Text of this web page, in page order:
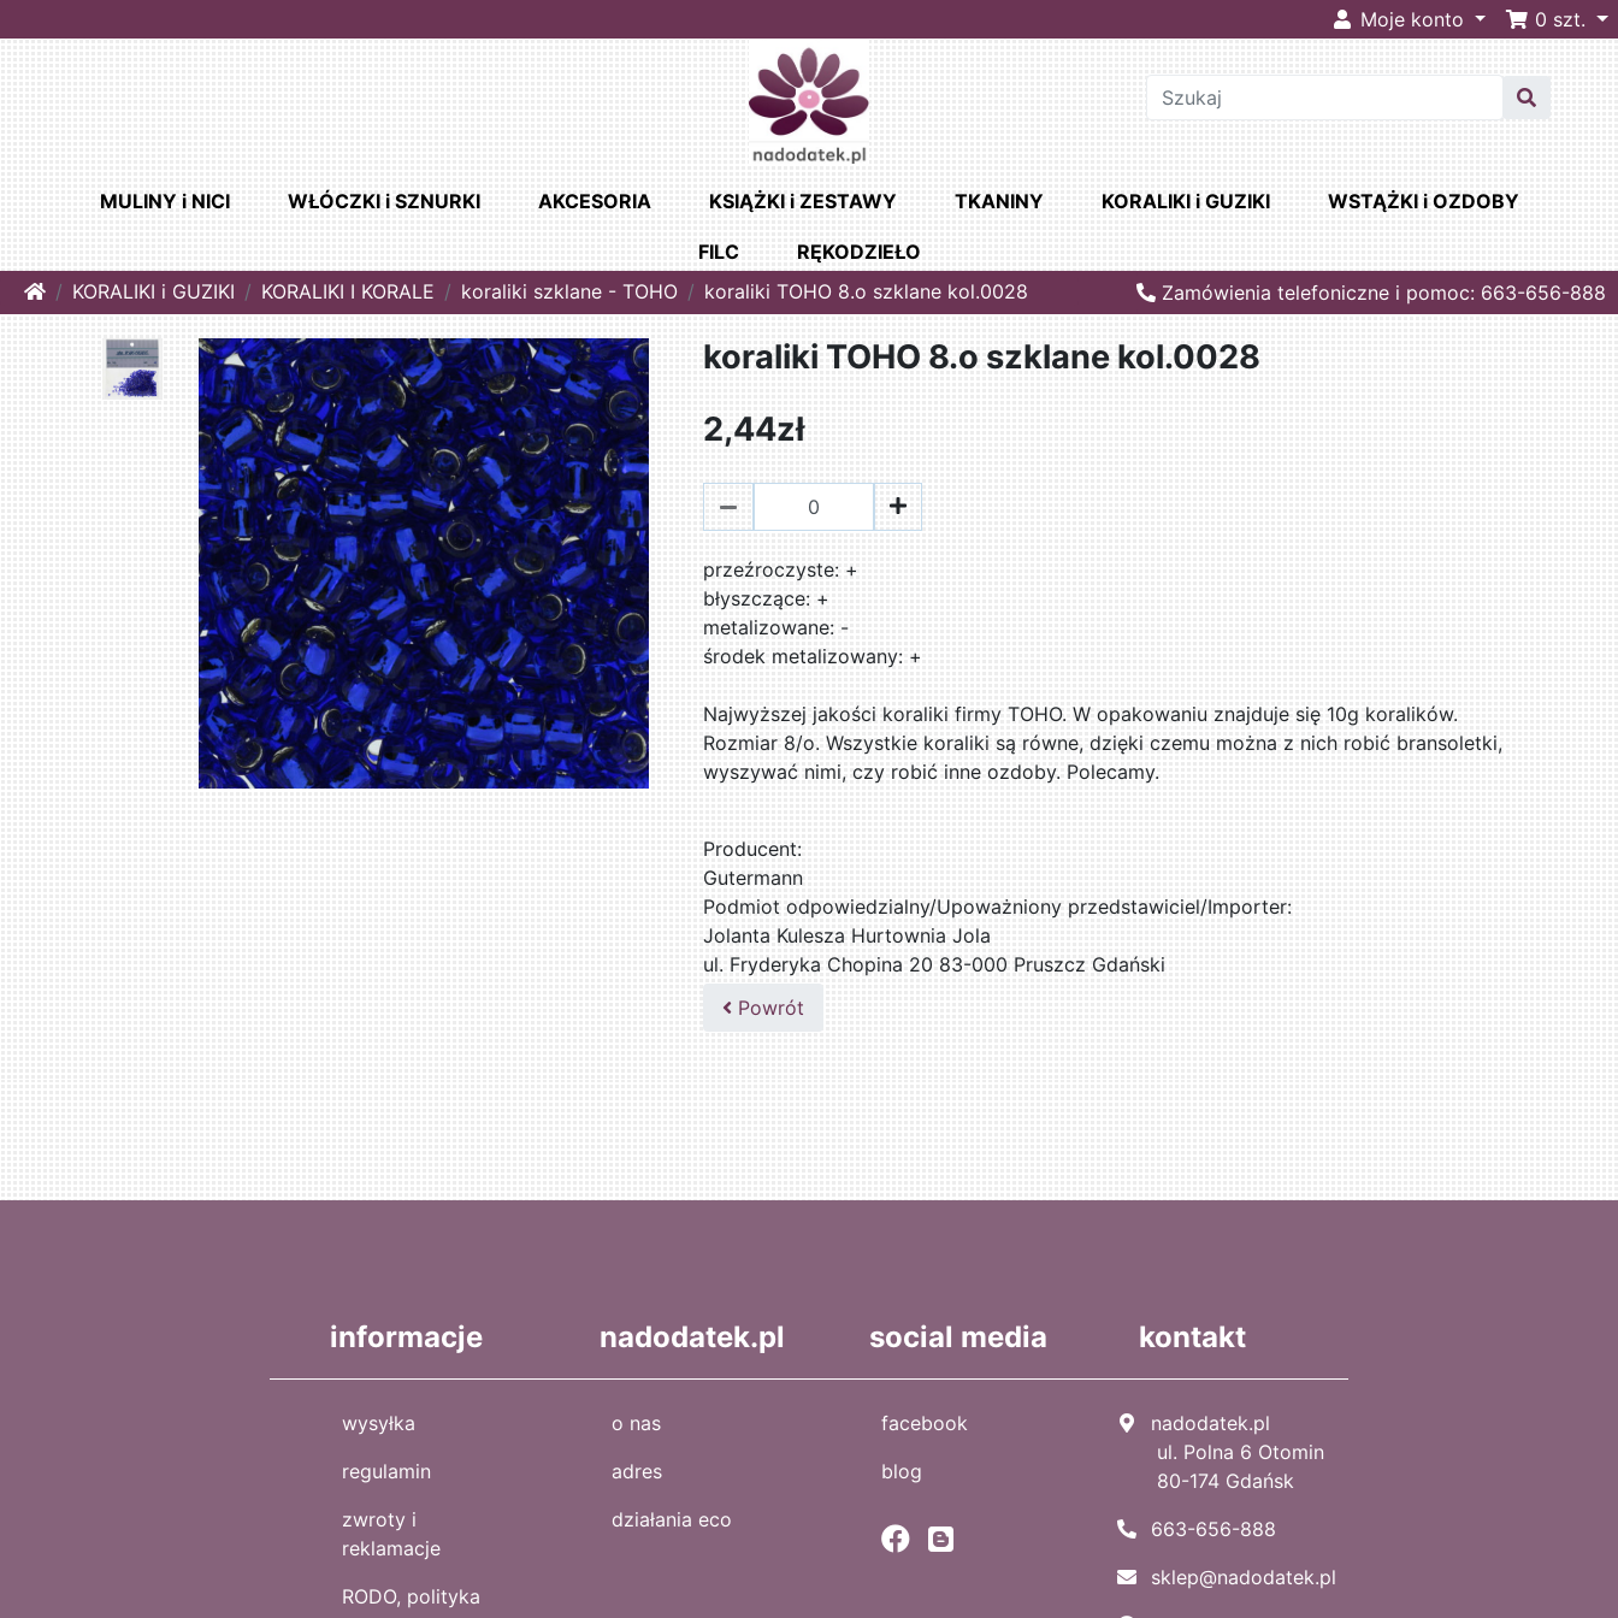
Moje konto 0 szt.
MULINY i NICI WŁÓCZKI i SZNURKI AKCESORIA KSIĄŻKI i ZESTAWY TKANINY KORALIKI i GUZIKI WSTĄŻKI i OZDOBY
FILC
RĘKODZIEŁO
HomeKORALIKI i GUZIKI KORALIKI I KORALE koraliki szklane - TOHO koraliki TOHO 8.o szklane kol.0028 Zamówienia telefoniczne i pomoc: 663-656-888
koraliki TOHO 8.o szklane kol.0028
2,44zł
przeźroczyste: +
błyszczące: +
metalizowane: -
środek metalizowany: +
Najwyższej jakości koraliki firmy TOHO. W opakowaniu znajduje się 10g koralików.
Rozmiar 8/o. Wszystkie koraliki są równe, dzięki czemu można z nich robić bransoletki,
wyszywać nimi, czy robić inne ozdoby. Polecamy.
Producent:
Gutermann
Podmiot odpowiedzialny/Upoważniony przedstawiciel/Importer:
Jolanta Kulesza Hurtownia Jola
ul. Fryderyka Chopina 20 83-000 Pruszcz Gdański
502047435
Powrót
informacje
wysyłka
regulamin
zwroty i
reklamacje
RODO, polityka
nadodatek.pl
o nas
adres
działania eco
social media
facebook
blog
kontakt
nadodatek.pl
ul. Polna 6 Otomin
80-174 Gdańsk
663-656-888
sklep@nadodatek.pl